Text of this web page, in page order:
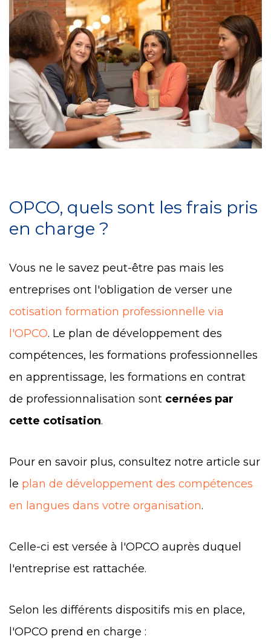
OPCO, quels sont les frais pris
en charge ?
Vous ne le savez peut-être pas mais les
entreprises ont l'obligation de verser une
cotisation formation professionnelle via
l'OPCO. Le plan de développement des
compétences, les formations professionnelles
en apprentissage, les formations en contrat
de professionnalisation sont cernées par
cette cotisation.
Pour en savoir plus, consultez notre article sur
le plan de développement des compétences
en langues dans votre organisation.
Celle-ci est versée à l'OPCO auprès duquel
l'entreprise est rattachée.
Selon les différents dispositifs mis en place,
l'OPCO prend en charge :